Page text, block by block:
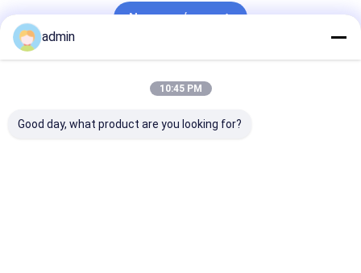
Σφραγίδα BOP
Preventer εκρήξεων εξοπλισμός
Workover μέρη εγκαταστάσεων γεώτρησης
Να συνεχίσει
admin
10:45 PM
Good day, what product are you looking for?